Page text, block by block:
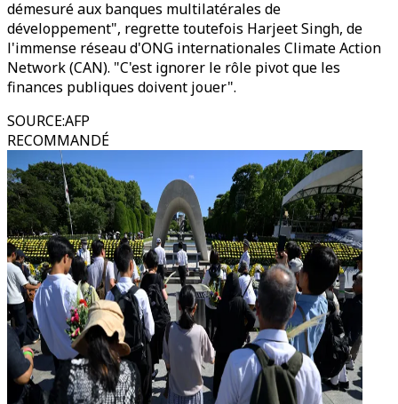
démesuré aux banques multilatérales de
développement", regrette toutefois Harjeet Singh, de
l'immense réseau d'ONG internationales Climate Action
Network (CAN). "C'est ignorer le rôle pivot que les
finances publiques doivent jouer".
SOURCE:AFP
RECOMMANDÉ